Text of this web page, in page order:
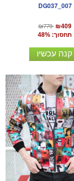
DG037_007
₪779 ₪409
תחסוך: 48%
קנה עכשיו